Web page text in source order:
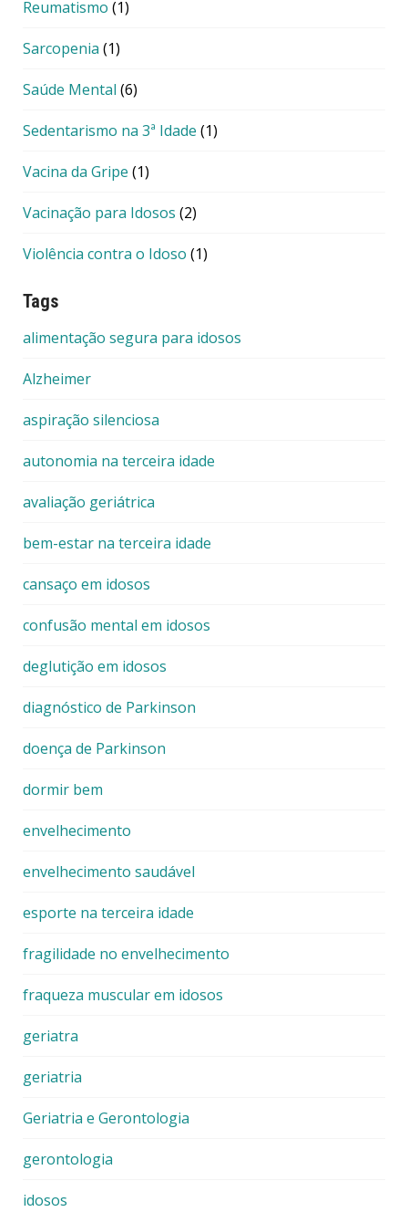
Reumatismo (1)
Sarcopenia (1)
Saúde Mental (6)
Sedentarismo na 3ª Idade (1)
Vacina da Gripe (1)
Vacinação para Idosos (2)
Violência contra o Idoso (1)
Tags
alimentação segura para idosos
Alzheimer
aspiração silenciosa
autonomia na terceira idade
avaliação geriátrica
bem-estar na terceira idade
cansaço em idosos
confusão mental em idosos
deglutição em idosos
diagnóstico de Parkinson
doença de Parkinson
dormir bem
envelhecimento
envelhecimento saudável
esporte na terceira idade
fragilidade no envelhecimento
fraqueza muscular em idosos
geriatra
geriatria
Geriatria e Gerontologia
gerontologia
idosos